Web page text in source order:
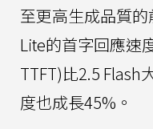
至更高生成品質
Lite的首字回應速
TTFT)比2.5 Flash
度也成長45%。